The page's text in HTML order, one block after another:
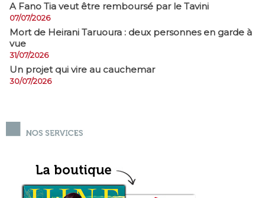
A Fano Tia veut être remboursé par le Tavini
07/07/2026
Mort de Heirani Taruoura : deux personnes en garde à
vue
31/07/2026
Un projet qui vire au cauchemar
30/07/2026